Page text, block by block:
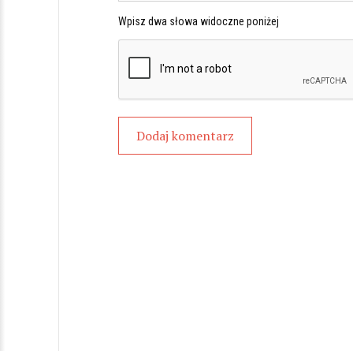
Wpisz dwa słowa widoczne poniżej